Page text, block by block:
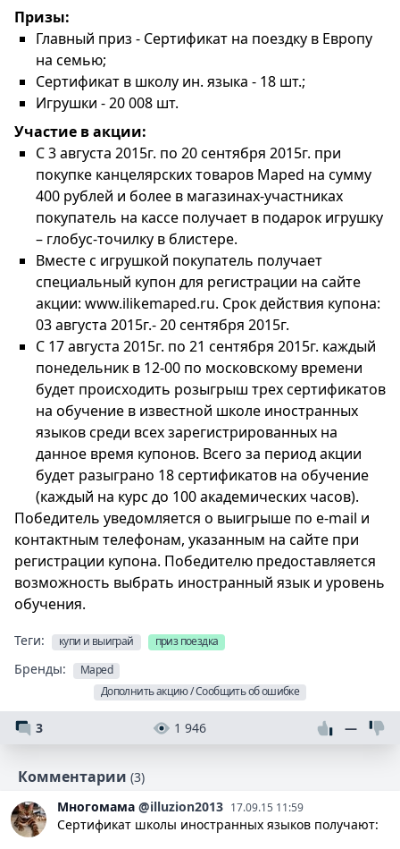
Призы:
Главный приз - Сертификат на поездку в Европу
на семью;
Сертификат в школу ин. языка - 18 шт.;
Игрушки - 20 008 шт.
Участие в акции:
С 3 августа 2015г. по 20 сентября 2015г. при
покупке канцелярских товаров Maped на сумму
400 рублей и более в магазинах-участниках
покупатель на кассе получает в подарок игрушку
– глобус-точилку в блистере.
Вместе с игрушкой покупатель получает
специальный купон для регистрации на сайте
акции: www.ilikemaped.ru. Срок действия купона:
03 августа 2015г.- 20 сентября 2015г.
С 17 августа 2015г. по 21 сентября 2015г. каждый
понедельник в 12-00 по московскому времени
будет происходить розыгрыш трех сертификатов
на обучение в известной школе иностранных
языков среди всех зарегистрированных на
данное время купонов. Всего за период акции
будет разыграно 18 сертификатов на обучение
(каждый на курс до 100 академических часов).
Победитель уведомляется о выигрыше по e-mail и
контактным телефонам, указанным на сайте при
регистрации купона. Победителю предоставляется
возможность выбрать иностранный язык и уровень
обучения.
Теги: купи и выиграй приз поездка
Бренды:
Maped
Дополнить акцию / Сообщить об ошибке
3 1 946 —
Комментарии (3)
Многомама @illuzion2013 17.09.15 11:59
Сертификат школы иностранных языков получают: